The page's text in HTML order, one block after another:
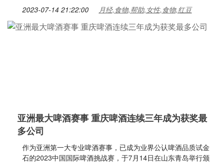
2023-07-14 21:22:00 月经,食物,帮助,女性,食物,红豆
亚洲最大啤酒赛事 重庆啤酒连续三年成为获奖最
多公司
作为亚洲第一大专业啤酒赛事，已成为业界公认啤酒品质试金
石的2023中国国际啤酒挑战赛，于7月14日在山东青岛举行颁